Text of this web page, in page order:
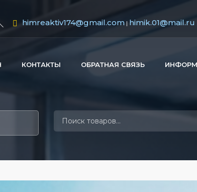
himreaktiv174@gmail.com| himik.01@mail.ru
КОНТАКТЫ ОБРАТНАЯ СВЯЗЬ